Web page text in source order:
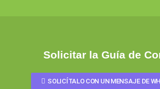
Solicitar la Guía de
SOLICÍTALO CON UN MENSAJE DE